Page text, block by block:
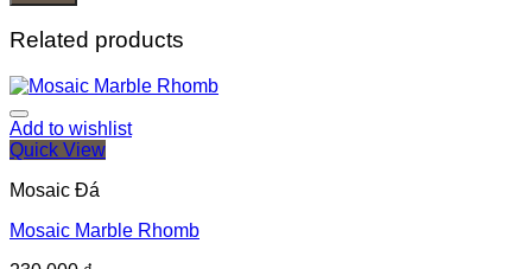
Related products
Add to wishlist
Quick View
Mosaic Đá
Mosaic Marble Rhomb